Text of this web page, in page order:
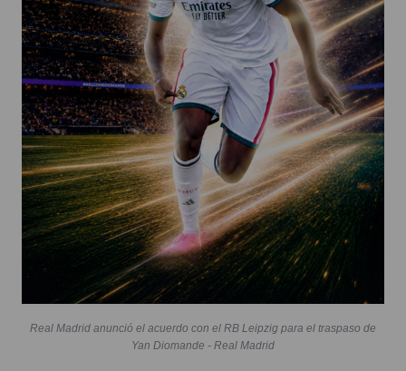
Real Madrid anunció el acuerdo con el RB Leipzig para el traspaso de
Yan Diomande - Real Madrid